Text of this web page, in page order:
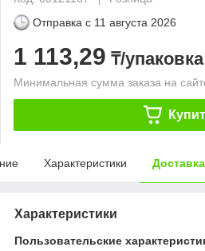
Отправка с 11 августа 2026
1 113,29 ₸/упаковка
Минимальная сумма заказа на
Характеристики Доставка
Характеристики
Пользовательские